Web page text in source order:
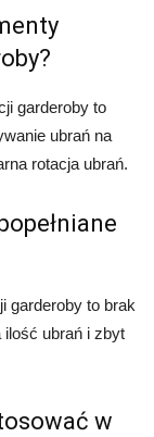
garderoby to
ubrań na
rotacja ubrań.
garderoby to brak
ubrań i zbyt
w